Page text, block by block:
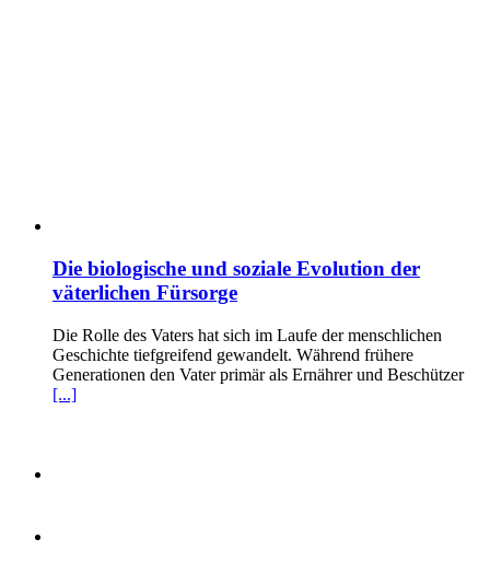
Die biologische und soziale Evolution der
väterlichen Fürsorge
Die Rolle des Vaters hat sich im Laufe der menschlichen
Geschichte tiefgreifend gewandelt. Während frühere
Generationen den Vater primär als Ernährer und Beschützer
[...]